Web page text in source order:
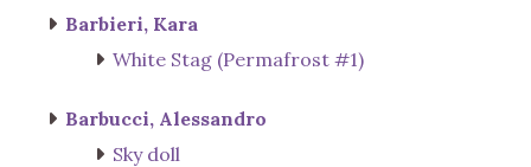
Barbieri, Kara
White Stag (Permafrost #1)
Barbucci, Alessandro
Sky doll